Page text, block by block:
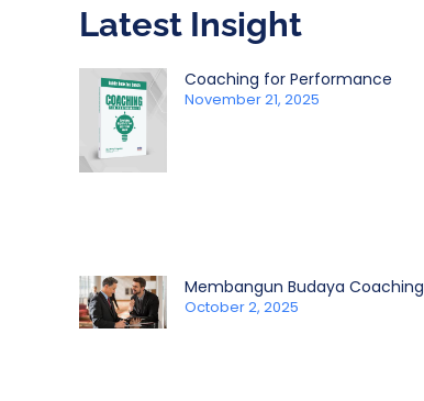
Latest Insight
Coaching for Performance
November 21, 2025
Membangun Budaya Coaching
October 2, 2025